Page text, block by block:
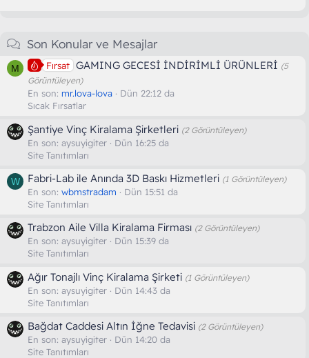
Son Konular ve Mesajlar
M Fırsat GAMING GECESİ İNDİRİMLİ ÜRÜNLERİ (5
Görüntüleyen)
En son: mr.lova-lova
Dün 22:12 da
Sıcak Fırsatlar
Şantiye Vinç Kiralama Şirketleri (2 Görüntüleyen)
En son: aysuyigiter
Dün 16:25 da
Site Tanıtımları
W Fabri-Lab ile Anında 3D Baskı Hizmetleri (1 Görüntüleyen)
En son: wbmstradam
Dün 15:51 da
Site Tanıtımları
Trabzon Aile Villa Kiralama Firması (2 Görüntüleyen)
En son: aysuyigiter
Dün 15:39 da
Site Tanıtımları
Ağır Tonajlı Vinç Kiralama Şirketi (1 Görüntüleyen)
En son: aysuyigiter
Dün 14:43 da
Site Tanıtımları
Bağdat Caddesi Altın İğne Tedavisi (2 Görüntüleyen)
En son: aysuyigiter
Dün 14:20 da
Site Tanıtımları